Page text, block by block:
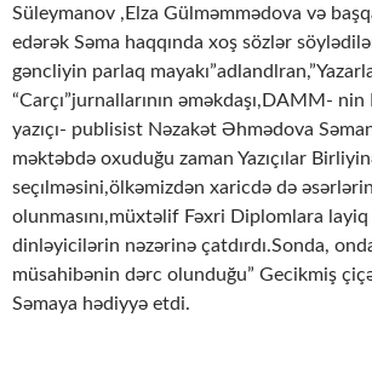
Süleymanov ,Elza Gülməmmədova və
edərək Səma haqqında xoş sözlər
gəncliyin parlaq
“Carçı”jurnallarının əməkdaşı,DAMM- nin
yazıçı- publisist Nəzakət Əhmədova
məktəbdə oxuduğu zaman Yazıçılar
seçılməsini,ölkəmizdən xaricdə də
olunmasını,müxtəlif Fəxri Diplomlara
dinləyicilərin nəzərinə çatdırdı.Sonda,
müsahibənin dərc olunduğu” Gecikmiş
Səmaya hədiyyə etdi.